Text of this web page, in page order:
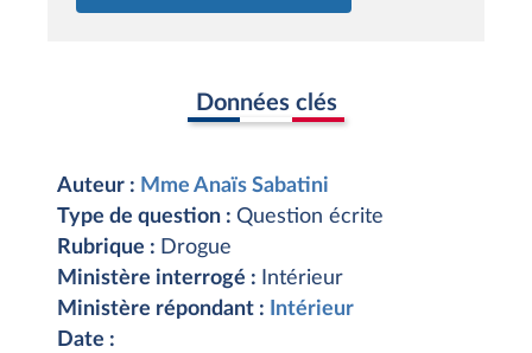
Données clés
Auteur : Mme Anaïs Sabatini
Type de question : Question écrite
Rubrique : Drogue
Ministère interrogé :
Intérieur
Ministère répondant :
Intérieur
Date :